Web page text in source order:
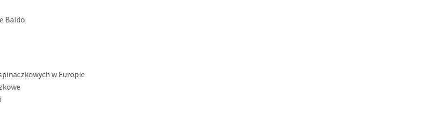
Baldo
w Europie